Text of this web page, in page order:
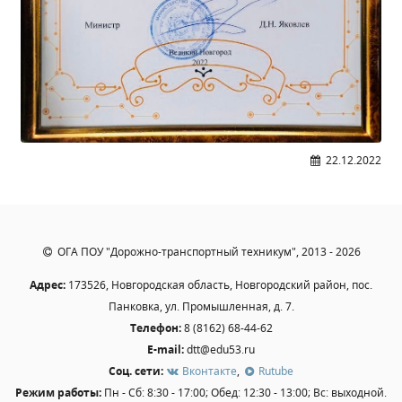
Образование
Образовательные стандарты и требования
Руководство
Педагогический состав
Материально-техническое обеспечение и
оснащенность образовательного процесса.
Вакантные места для приёма (перевода)
Международное сотрудничество
Организация питания в образовательной
УЧЕБНАЯ РАБОТА
22.12.2022
ОГА ПОУ "Дорожно-транспортный техникум", 2013 - 2026
Адрес: 173526, Новгородская область, Новгородский район, пос.
Панковка, ул. Промышленная, д. 7.
Телефон:8 (8162) 68-44-62
E-mail:dtt@edu53.ru
Соц. сети:
Вконтакте,
Rutube
Режим работы: Пн - Сб: 8:30 - 17:00; Обед: 12:30 - 13:00; Вс: выходной.